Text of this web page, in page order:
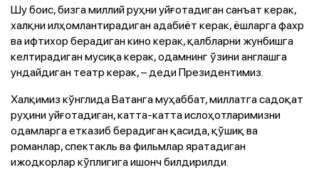
Шу боис, бизга миллий руҳни уйғотадиган санъат керак,
халқни илҳомлантирадиган адабиёт керак, ёшларга фахр
ва ифтихор берадиган кино керак, қалбларни жунбишга
келтирадиган мусиқа керак, одамнинг ўзини англашга
ундайдиган театр керак, – деди Президентимиз.
Халқимиз кўнглида Ватанга муҳаббат, миллатга садоқат
руҳини уйғотадиган, катта-катта ислоҳотларимизни
одамларга етказиб берадиган қасида, қўшиқ ва
романлар, спектакль ва фильмлар яратадиган
ижодкорлар кўплигига ишонч билдирилди.